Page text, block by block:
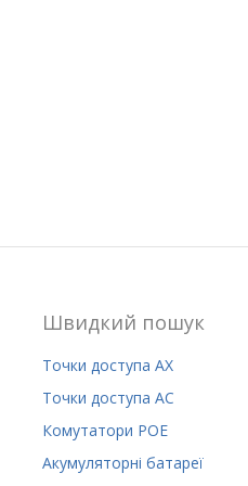
Швидкий пошук
Точки доступа AX
Точки доступа AC
Комутатори POE
Акумуляторні батареї